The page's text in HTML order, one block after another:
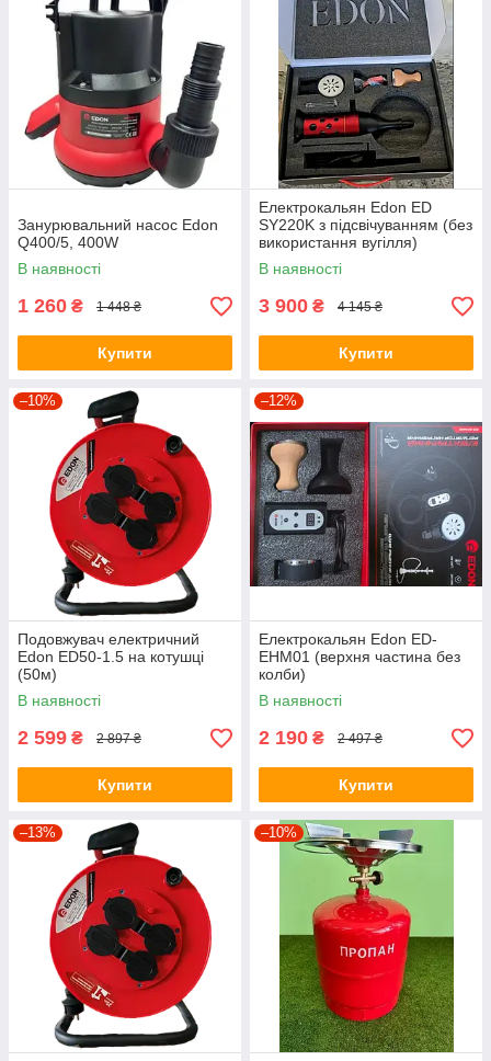
Занурювальний насос Edon
Q400/5, 400W
В наявності
1 260 ₴ 1 448 ₴
Купити
Електрокальян Edon ED
SY220K з підсвічуванням (без
використання вугілля)
В наявності
3 900 ₴ 4 145 ₴
Купити
–10%
Подовжувач електричний
Edon ED50-1.5 на котушці
(50м)
В наявності
2 599 ₴ 2 897 ₴
Купити
–12%
Електрокальян Edon ED-
EHM01 (верхня частина без
колби)
В наявності
2 190 ₴ 2 497 ₴
Купити
–13% –10%